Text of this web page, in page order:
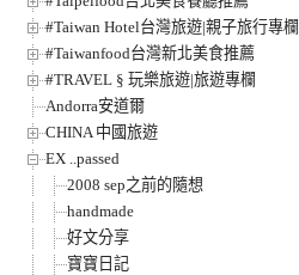
#Taiwan Hotel台灣旅遊|親子旅行專欄
#Taiwanfood台灣新北美食推薦
#TRAVEL § 玩樂旅遊|旅遊專欄
Andorra安道爾
CHINA 中國旅遊
EX ..passed
2008 sep之前的隨想
handmade
好文分享
寶寶日記